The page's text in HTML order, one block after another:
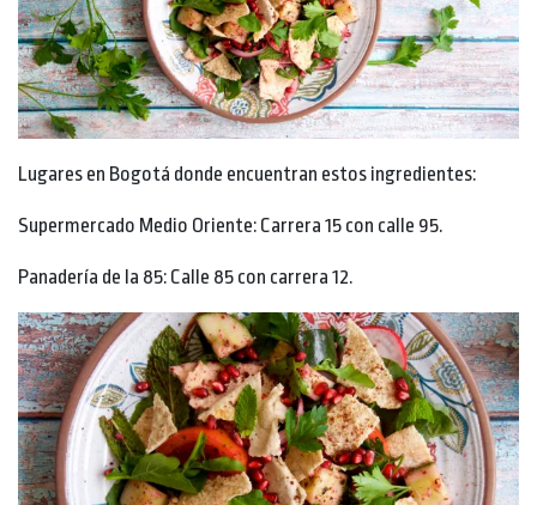
Lugares en Bogotá donde encuentran estos ingredientes:
Supermercado Medio Oriente: Carrera 15 con calle 95.
Panadería de la 85: Calle 85 con carrera 12.